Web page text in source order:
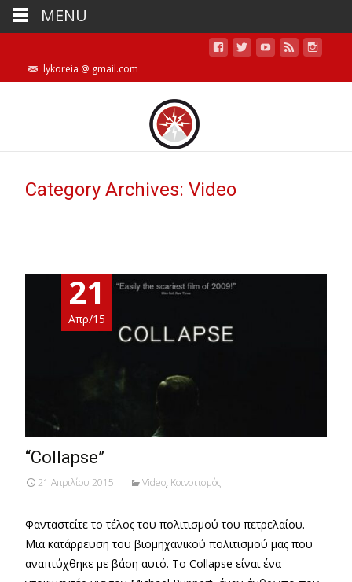
lykoreia @ gmail.com
Category Archives: Video
21
Απρ/15
“Collapse”
21 Απριλίου 2015 Video, Κοινοτισμός
Φανταστείτε το τέλος του πολιτισμού του πετρελαίου.
Μια κατάρρευση του βιομηχανικού πολιτισμού μας που
αναπτύχθηκε με βάση αυτό. Το Collapse είναι ένα
MENU